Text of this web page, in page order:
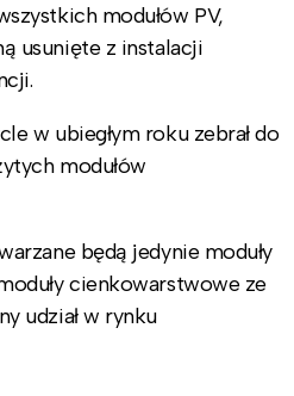
modułów PV,
usunięte z instalacji
w ubiegłym roku zebrał do
modułów
będą jedynie moduły
cienkowarstwowe ze
udział w rynku